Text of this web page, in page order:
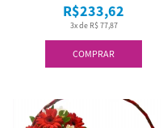
COMPRAR
3x de R$ 77,87
R$233,62